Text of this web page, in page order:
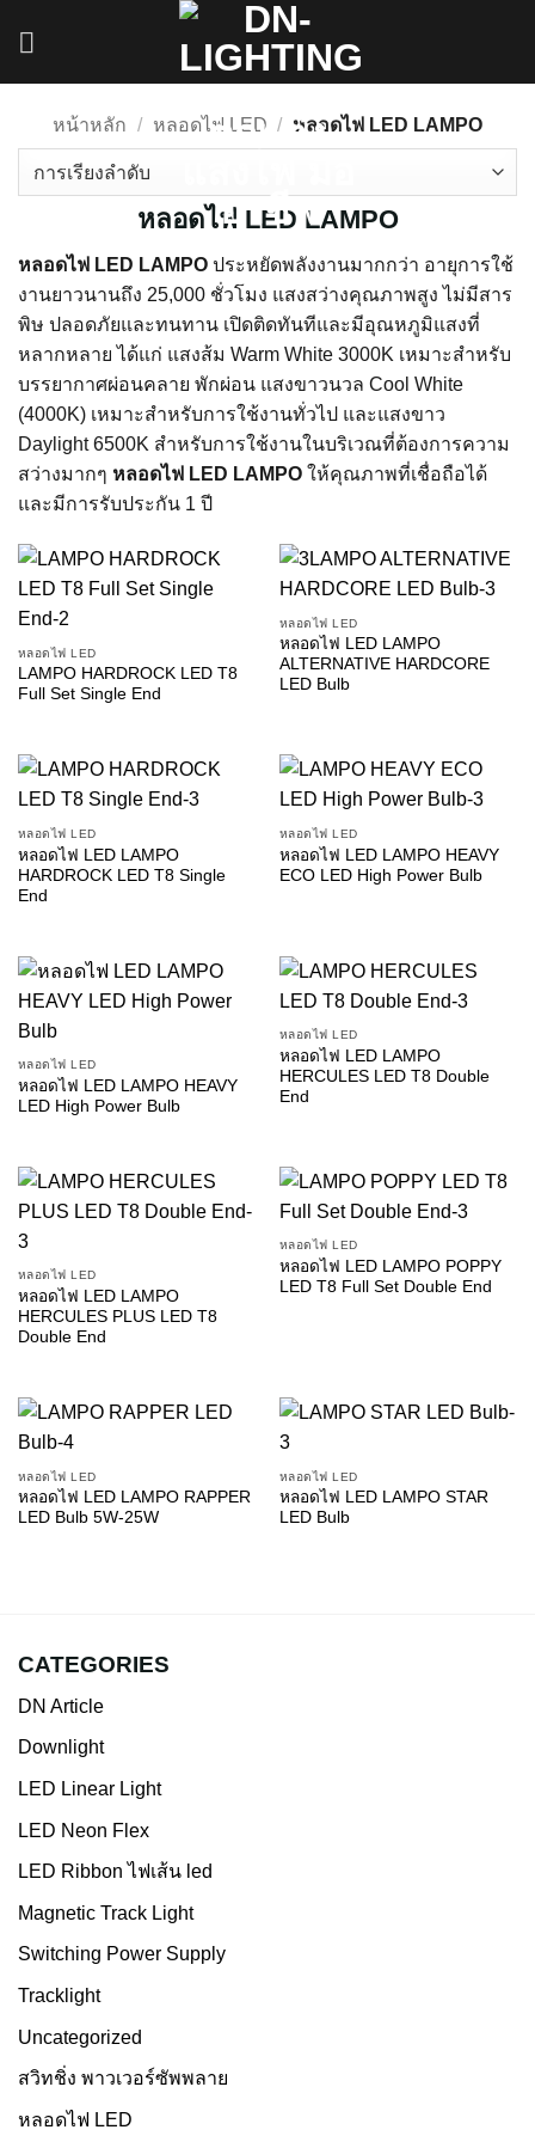
หน้าหลัก / หลอดไฟ LED / หลอดไฟ LED LAMPO
หลอดไฟ LED LAMPO
หลอดไฟ LED LAMPO ประหยัดพลังงานมากกว่า อายุการใช้
งานยาวนานถึง 25,000 ชั่วโมง แสงสว่างคุณภาพสูง ไม่มีสาร
พิษ ปลอดภัยและทนทาน เปิดติดทันทีและมีอุณหภูมิแสงที่
หลากหลาย ได้แก่ แสงส้ม Warm White 3000K เหมาะสำหรับ
บรรยากาศผ่อนคลาย พักผ่อน แสงขาวนวล Cool White
(4000K) เหมาะสำหรับการใช้งานทั่วไป และแสงขาว
Daylight 6500K สำหรับการใช้งานในบริเวณที่ต้องการความ
สว่างมากๆ หลอดไฟ LED LAMPO ให้คุณภาพที่เชื่อถือได้
และมีการรับประกัน 1 ปี
หลอดไฟ LED
LAMPO HARDROCK LED T8
Full Set Single End
หลอดไฟ LED
หลอดไฟ LED LAMPO
ALTERNATIVE HARDCORE
LED Bulb
หลอดไฟ LED
หลอดไฟ LED LAMPO
HARDROCK LED T8 Single
End
หลอดไฟ LED
หลอดไฟ LED LAMPO HEAVY
ECO LED High Power Bulb
หลอดไฟ LED
หลอดไฟ LED LAMPO HEAVY
LED High Power Bulb
หลอดไฟ LED
หลอดไฟ LED LAMPO
HERCULES LED T8 Double
End
หลอดไฟ LED
หลอดไฟ LED LAMPO
HERCULES PLUS LED T8
Double End
หลอดไฟ LED
หลอดไฟ LED LAMPO POPPY
LED T8 Full Set Double End
หลอดไฟ LED
หลอดไฟ LED LAMPO RAPPER
LED Bulb 5W-25W
หลอดไฟ LED
หลอดไฟ LED LAMPO STAR
LED Bulb
CATEGORIES
DN Article
Downlight
LED Linear Light
LED Neon Flex
LED Ribbon ไฟเส้น led
Magnetic Track Light
Switching Power Supply
Tracklight
Uncategorized
สวิทชิ่ง พาวเวอร์ซัพพลาย
หลอดไฟ LED